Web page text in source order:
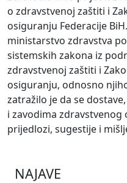
o zdravstvenoj zaštiti i
osiguranju Federacije
ministarstvo zdravstva
sistemskih zakona iz
zdravstvenoj zaštiti i
osiguranju, odnosno
zatražilo je da se
i zavodima zdravstvenog
prijedlozi, sugestije i
NAJAVE